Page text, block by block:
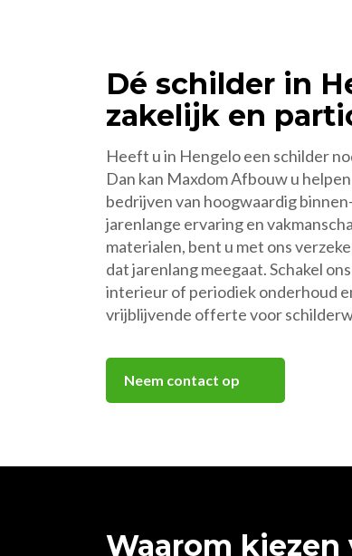
Dé schilder in
zakelijk en
Heeft u in Hengelo een schilder
Dan kan Maxdom Afbouw u
bedrijven van hoogwaardig
jarenlange ervaring en
materialen, bent u met ons
dat jarenlang meegaat. Schakel
interieur of periodiek onderhoud
vrijblijvende offerte voor
Neem contact op
Waarom kiezen